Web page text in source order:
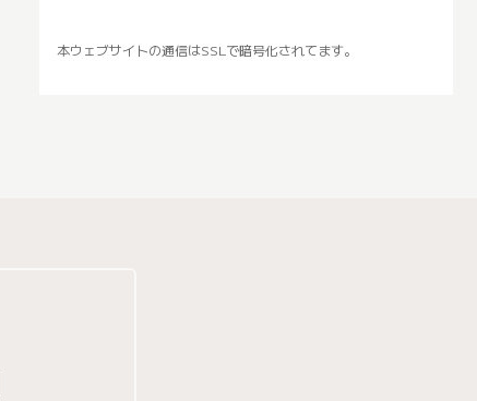
本ウェブサイトの通信はSSLで暗号化されてます。